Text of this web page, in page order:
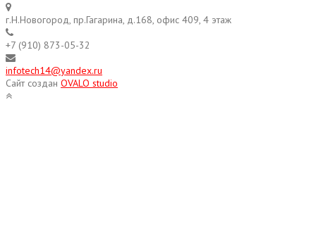
г.Н.Новогород, пр.Гагарина, д.168, офис 409, 4 этаж
+7 (910) 873-05-32
infotech14@yandex.ru
Сайт создан OVALO studio